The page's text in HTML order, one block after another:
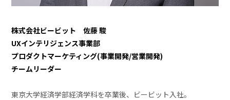
株式会社ビービット 佐藤 駿
UXインテリジェンス事業部
プロダクトマーケティング(事業開発/営業開発)
チームリーダー
東京大学経済学部経済学科を卒業後、ビービット入社。